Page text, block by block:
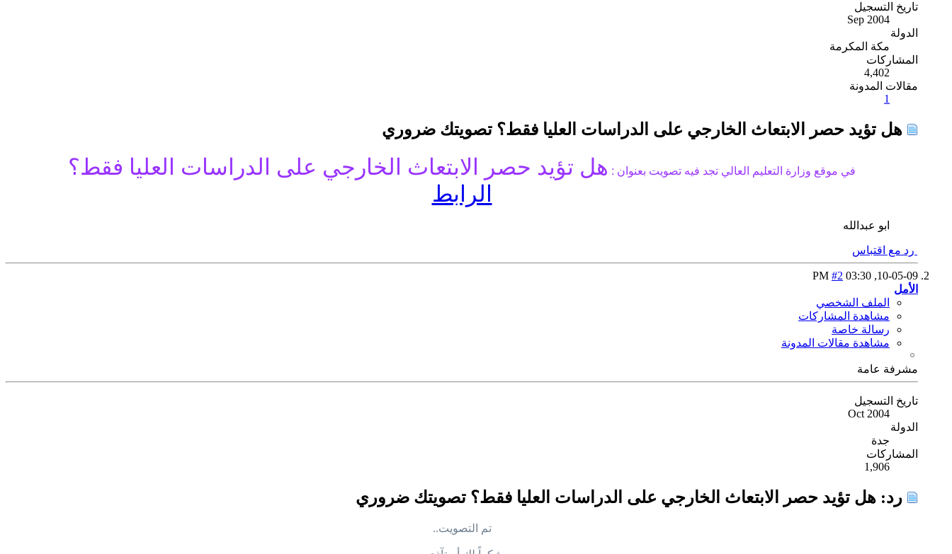
تاريخ التسجيل
Sep 2004
الدولة
مكة المكرمة
المشاركات
4,402
مقالات المدونة
1
هل تؤيد حصر الابتعاث الخارجي على الدراسات العليا فقط؟ تصويتك ضروري
في موقع وزارة التعليم العالي تجد فيه تصويت بعنوان : هل تؤيد حصر الابتعاث الخارجي على الدراسات العليا فقط؟
الرابط
ابو عبدالله
رد مع اقتباس
10-05-09,
03:30 PM
#2
الأمل
الملف الشخصي
مشاهدة المشاركات
رسالة خاصة
مشاهدة مقالات المدونة
مشرفة عامة
تاريخ التسجيل
Oct 2004
الدولة
جدة
المشاركات
1,906
رد: هل تؤيد حصر الابتعاث الخارجي على الدراسات العليا فقط؟ تصويتك ضروري
تم التصويت..